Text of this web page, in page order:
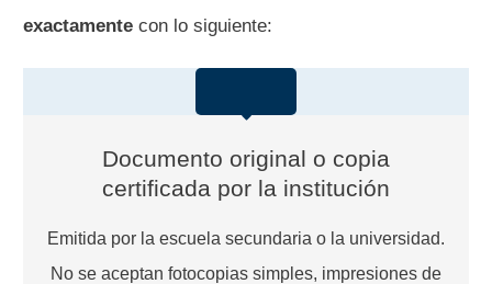
exactamente con lo siguiente:
Documento original o copia
certificada por la institución
Emitida por la escuela secundaria o la universidad.
No se aceptan fotocopias simples, impresiones de